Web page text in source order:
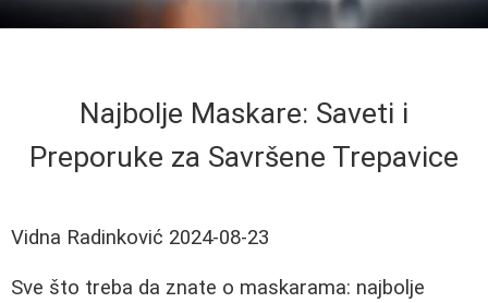
Najbolje Maskare: Saveti i
Preporuke za Savršene Trepavice
Vidna Radinković 2024-08-23
Sve što treba da znate o maskarama: najbolje